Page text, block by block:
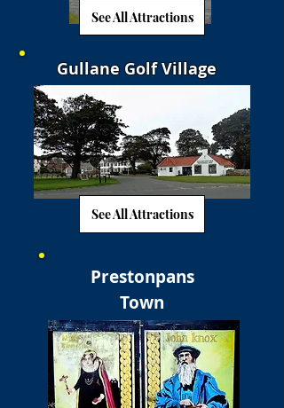
See All Attractions
Gullane Golf Village
See All Attractions
Prestonpans
Town